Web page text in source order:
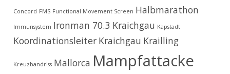
Concord FMS Functional Movement Screen Halbmarathon
Immunsystem Ironman 70.3 Kraichgau Kapstadt
Koordinationsleiter Kraichgau Krailling
Kreuzbandriss Mallorca Mampfattacke